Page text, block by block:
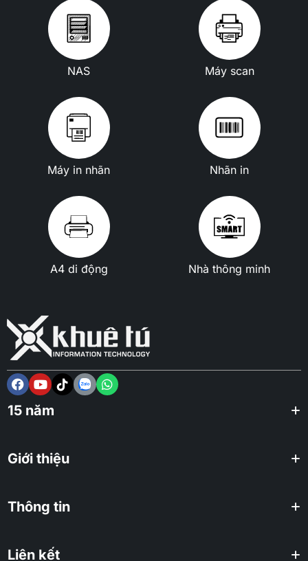
NAS Máy scan
Máy in nhãn Nhãn in
A4 di động Nhà thông minh
15 năm
Giới thiệu
Thông tin
Liên kết